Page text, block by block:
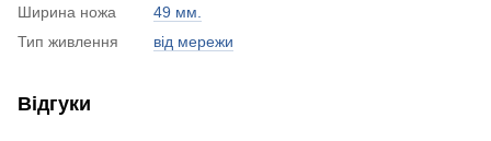
Ширина ножа
49 мм.
Тип живлення
від мережи
Відгуки